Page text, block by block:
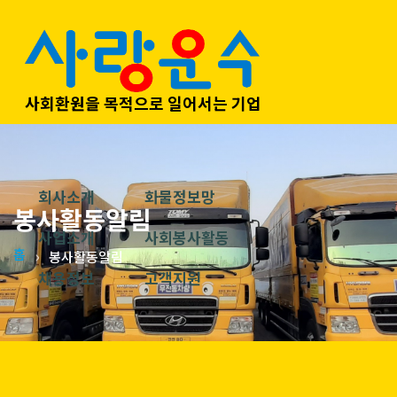
사회환원을 목적으로 일어서는 기업
회사소개
화물정보망
사업소개
사회봉사활동
채용정보
고객지원
봉사활동알림
홈 봉사활동알림